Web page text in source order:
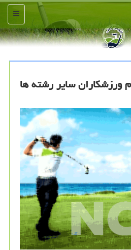
منو
ورزشکاران سایر رشته ها